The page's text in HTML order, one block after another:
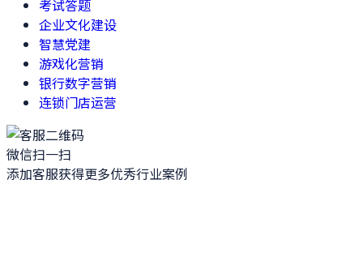
考试答题
企业文化建设
智慧党建
游戏化营销
银行数字营销
连锁门店运营
微信扫一扫
添加客服获得更多优秀行业案例